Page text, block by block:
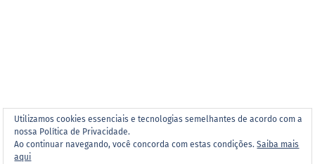
Utilizamos cookies essenciais e tecnologias semelhantes de acordo com a
nossa Política de Privacidade.
Ao continuar navegando, você concorda com estas condições.Saiba mais
aqui